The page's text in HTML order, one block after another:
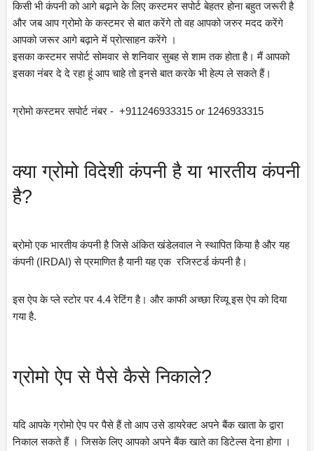
किसी भी कंपनी को आगे बढ़ाने के लिए कस्टमर सपोर्ट बेहतर होना बहुत जरूरी है
और जब आप ग्रोमो के कस्टमर से बात करेंगे तो वह आपको जरुर मदद करेंगे
आपको जरूर आगे बढ़ाने में प्रोत्साहन करेंगे ।
इसका कस्टमर सपोर्ट सोमवार से शनिवार सुबह से शाम तक होता है। मैं आपको
इसका नंबर दे दे रहा हूं आप चाहे तो इनसे बात करके भी हेल्प ले सकते हैं।
ग्रोमो कस्टमर सपोर्ट नंबर -  +911246933315 or 1246933315
क्या ग्रोमो विदेशी कंपनी है या भारतीय कंपनी
है?
ब्रोमो एक भारतीय कंपनी है जिसे अंकित खंडेलवाल ने स्थापित किया है और यह
कंपनी (IRDAI) से प्रमाणित है यानी यह एक  रजिस्टर्ड कंपनी है।
इस ऐप के प्ले स्टोर पर 4.4 रेटिंग है। और काफी अच्छा रिव्यू इस ऐप को दिया
गया है.
ग्रोमो ऐप से पैसे कैसे निकाले?
यदि आपके ग्रोमो ऐप पर पैसे हैं तो आप उसे डायरेक्ट अपने बैंक खाता के द्वारा
निकाल सकते हैं । जिसके लिए आपको अपने बैंक खाते का डिटेल्स देना होगा ।